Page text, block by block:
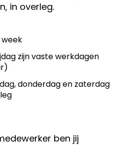
in overleg.
zijn vaste werkdagen
donderdag en zaterdag
ben jij